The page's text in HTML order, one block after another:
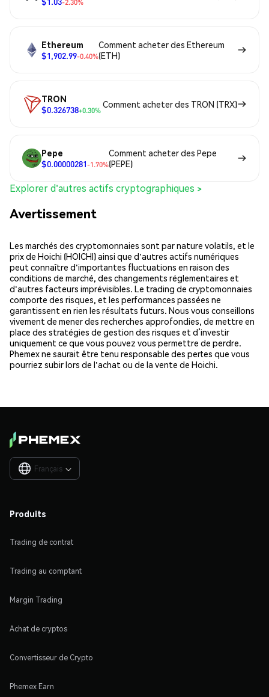
-2.30%
Ethereum
$1,902.99-0.40%
Comment acheter des Ethereum
(ETH)
TRON
$0.326738+0.30%
Comment acheter des TRON (TRX)
Pepe
$0.00000281-1.70%
Comment acheter des Pepe
(PEPE)
Explorer d'autres actifs cryptographiques >
Avertissement
Les marchés des cryptomonnaies sont par nature volatils, et le
prix de Hoichi (HOICHI) ainsi que d'autres actifs numériques
peut connaître d'importantes fluctuations en raison des
conditions de marché, des changements réglementaires et
d'autres facteurs imprévisibles. Le trading de cryptomonnaies
comporte des risques, et les performances passées ne
garantissent en rien les résultats futurs. Nous vous conseillons
vivement de mener des recherches approfondies, de mettre en
place des stratégies de gestion des risques et d’investir
uniquement ce que vous pouvez vous permettre de perdre.
Phemex ne saurait être tenu responsable des pertes que vous
pourriez subir lors de l'achat ou de la vente de Hoichi.
Français 
Produits
Trading de contrat
Trading au comptant
Margin Trading
Achat de cryptos
Convertisseur de Crypto
Phemex Earn